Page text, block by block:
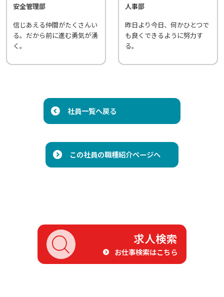
安全管理部
信じあえる仲間がたくさんい
る。だから前に進む勇気が湧
く。
人事部
昨日より今日、何かひとつで
も良くできるように努力す
る。
社員一覧へ戻る
この社員の職種紹介ページへ
求人検索
お仕事検索はこちら